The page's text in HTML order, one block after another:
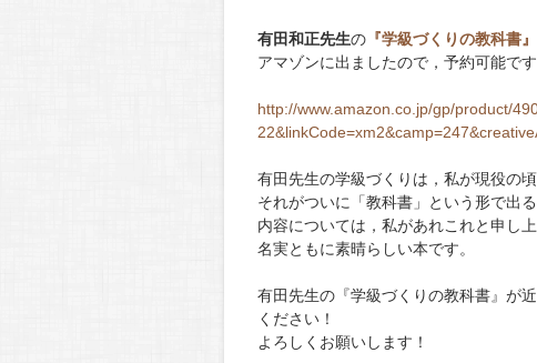
有田和正先生の 『学級づくりの教科書』
アマゾンに出ましたので，予約可能です
http://www.amazon.co.jp/gp/product/
有田先生の学級づくりは，私が現役の
それがついに「教科書」という形で出
内容については，私があれこれと申し
名実ともに素晴らしい本です。
有田先生の『学級づくりの教科書』が
ください！
よろしくお願いします！